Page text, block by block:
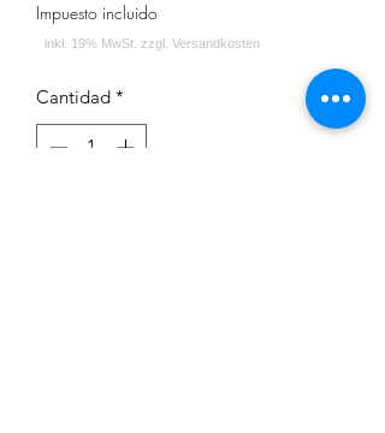
Impuesto incluido
Cantidad *